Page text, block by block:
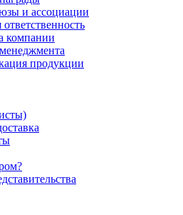
и ассоциации
компании
продукции